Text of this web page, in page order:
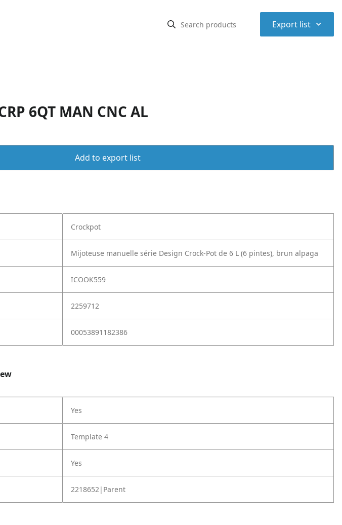
Export list ⌃
6QT MAN CNC AL
Add to export list
Crockpot
Mijoteuse manuelle série Design Crock-Pot de 6 L (6 pintes), brun alpaga
ICOOK559
2259712
00053891182386
Yes
Template 4
Yes
2218652|Parent